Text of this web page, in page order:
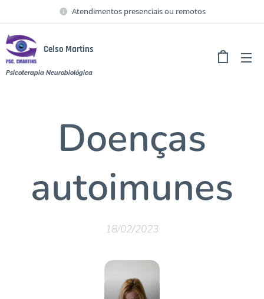
Atendimentos presenciais ou remotos
Celso Martins
Psicoterapia Neurobiológica
Doenças
autoimunes
18/02/2023